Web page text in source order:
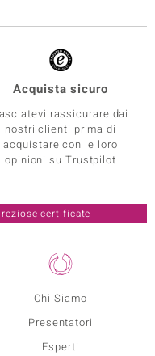
Chi Siamo
Presentatori
Esperti
Acquista sicuro
rassicurare dai
nostri clienti prima di
acquistare con le loro
opinioni su Trustpilot
certificate